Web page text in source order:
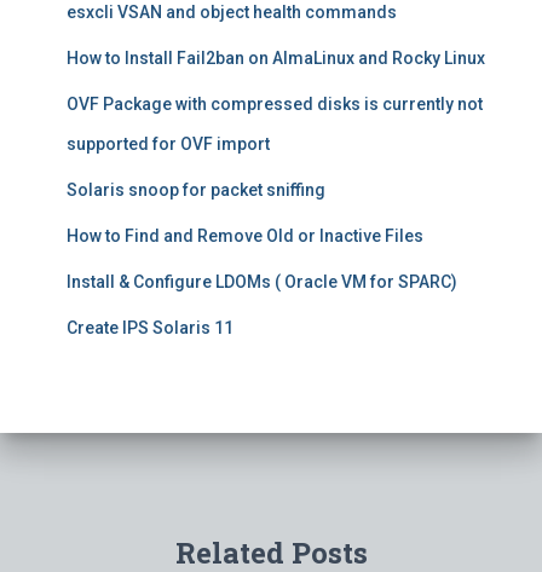
esxcli VSAN and object health commands
How to Install Fail2ban on AlmaLinux and Rocky Linux
OVF Package with compressed disks is currently not
supported for OVF import
Solaris snoop for packet sniffing
How to Find and Remove Old or Inactive Files
Install & Configure LDOMs ( Oracle VM for SPARC)
Create IPS Solaris 11
Related Posts